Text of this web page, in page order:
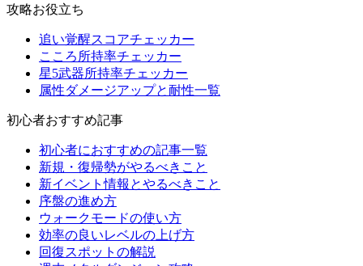
攻略お役立ち
追い覚醒スコアチェッカー
こころ所持率チェッカー
星5武器所持率チェッカー
属性ダメージアップと耐性一覧
初心者おすすめ記事
初心者におすすめの記事一覧
新規・復帰勢がやるべきこと
新イベント情報とやるべきこと
序盤の進め方
ウォークモードの使い方
効率の良いレベルの上げ方
回復スポットの解説